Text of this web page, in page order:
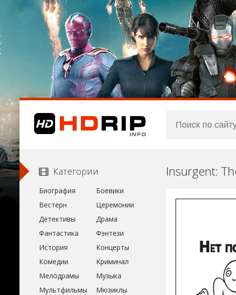
Insurgent:
Категории
Биография
Боевики
Вестерн
Церемонии
Детективы
Драма
Фантастика
Фэнтези
История
Концерты
Комедии
Криминал
Мелодрамы
Музыка
Мультфильмы
Мюзиклы